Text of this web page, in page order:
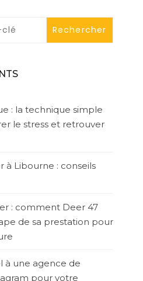
: la technique simple
le stress et retrouver
Libourne : conseils
: comment Deer 47
de sa prestation pour
à une agence de
pour votre